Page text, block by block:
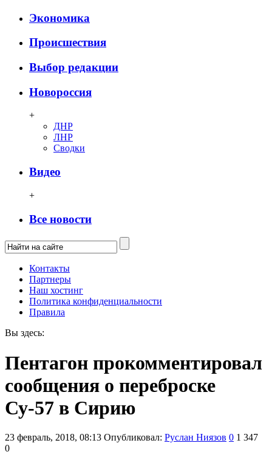
Экономика
Происшествия
Выбор редакции
Новороссия
+
ДНР
ЛНР
Сводки
Видео
+
Все новости
Контакты
Партнеры
Наш хостинг
Политика конфиденциальности
Правила
Вы здесь:
Пентагон прокомментировал
сообщения о переброске
Су-57 в Сирию
23 февраль, 2018, 08:13 Опубликовал: Руслан Ниязов 0 1 347
0